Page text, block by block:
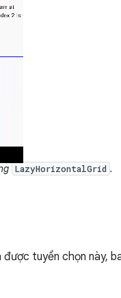
LazyHorizontalGrid .
tuyển chọn này,